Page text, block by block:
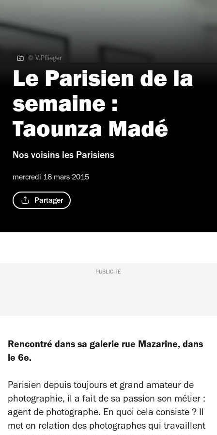
© V.Pflieger
© V.Pflieger
Le Parisien de la
semaine :
Taounza Madé
Nos voisins les Parisiens
mercredi 18 mars 2015
Partager
PUBLICITÉ
Rencontré dans sa galerie rue Mazarine, dans
le 6e.
Parisien depuis toujours et grand amateur de
photographie, il a fait de sa passion son métier :
agent de photographe. En quoi cela consiste ? Il
met en relation des photographes qui travaillent